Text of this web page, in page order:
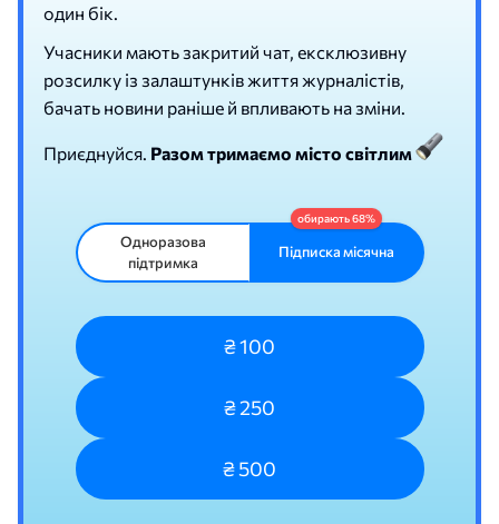
один бік.
Учасники мають закритий чат, ексклюзивну
розсилку із залаштунків життя журналістів,
бачать новини раніше й впливають на зміни.
Приєднуйся. Разом тримаємо місто світлим
Одноразова
підтримка
Підписка місячна
₴ 100
₴ 250
₴ 500